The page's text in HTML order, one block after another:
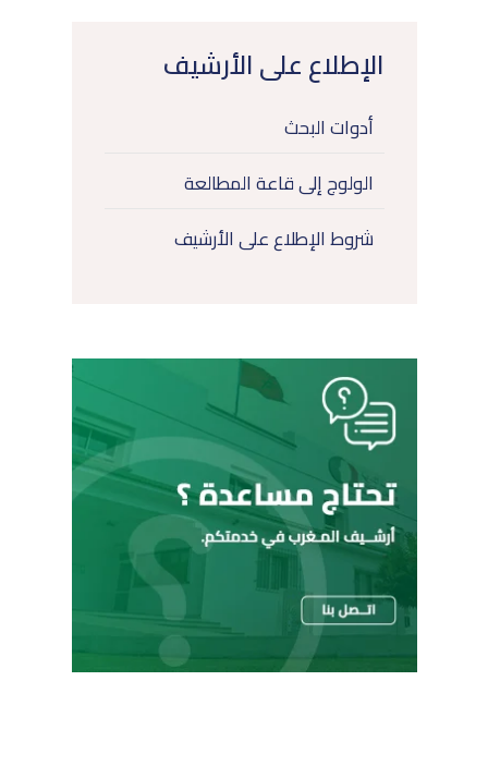
الإطلاع على الأرشيف
أدوات البحث
الولوج إلى قاعة المطالعة
شروط الإطلاع على الأرشيف